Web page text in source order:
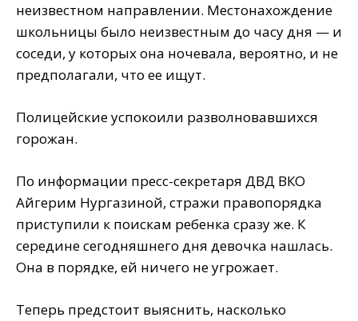
неизвестном направлении. Местонахождение
школьницы было неизвестным до часу дня — и
соседи, у которых она ночевала, вероятно, и не
предполагали, что ее ищут.
Полицейские успокоили разволновавшихся
горожан.
По информации пресс-секретаря ДВД ВКО
Айгерим Нургазиной, стражи правопорядка
приступили к поискам ребенка сразу же. К
середине сегодняшнего дня девочка нашлась.
Она в порядке, ей ничего не угрожает.
Теперь предстоит выяснить, насколько